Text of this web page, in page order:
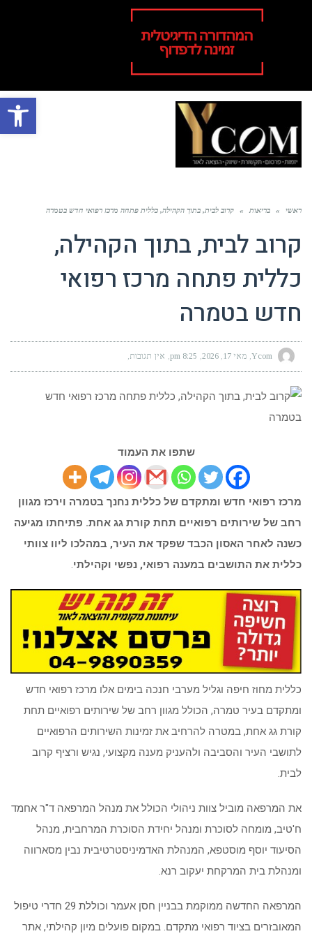
פתח
ראשי » בריאות » קרוב לבית, בתוך הקהילה, כללית פתחה מרכז רפואי חדש בטמרה
קרוב לבית, בתוך הקהילה,
כללית פתחה מרכז רפואי
חדש בטמרה
Ycom מאי 17, 2026 8:25 pm אין תגובות
שתפו את העמוד
מרכז רפואי חדש ומתקדם של כללית נחנך בטמרה וירכז מגוון
רחב של שירותים רפואיים תחת קורת גג אחת. פתיחתו מגיעה
כשנה לאחר האסון הכבד שפקד את העיר, במהלכו ליוו צוותי
כללית את התושבים במענה רפואי, נפשי וקהילתי.
כללית מחוז חיפה וגליל מערבי חנכה בימים אלו מרכז רפואי חדש
ומתקדם בעיר טמרה, הכולל מגוון רחב של שירותים רפואיים תחת
קורת גג אחת, במטרה להרחיב את זמינות השירותים הרפואיים
לתושבי העיר והסביבה ולהעניק מענה מקצועי, נגיש ורציף קרוב
לבית.
את המרפאה מוביל צוות ניהולי הכולל את מנהל המרפאה ד"ר אחמד
ח'טיב, מומחה לסוכרת ומנהל יחידת הסוכרת המרחבית, מנהל
הסיעוד יוסף מוסטפא, המנהלת האדמיניסטרטיבית נבין מסארווה
ומנהלת בית המרקחת יעקוב רנא.
המרפאה החדשה ממוקמת בבניין חסן אעמר וכוללת 29 חדרי טיפול
המאובזרים בציוד רפואי מתקדם. במקום פועלים מיון קהילתי, אתר